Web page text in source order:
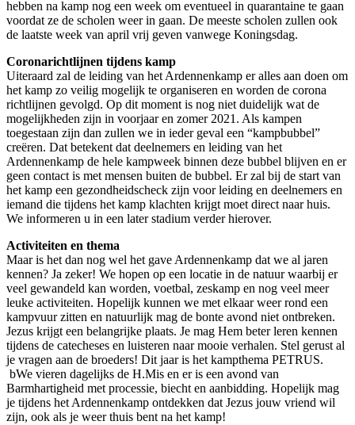
hebben na kamp nog een week om eventueel in quarantaine te gaan
voordat ze de scholen weer in gaan. De meeste scholen zullen ook
de laatste week van april vrij geven vanwege Koningsdag.
Coronarichtlijnen tijdens kamp
Uiteraard zal de leiding van het Ardennenkamp er alles aan doen om
het kamp zo veilig mogelijk te organiseren en worden de corona
richtlijnen gevolgd. Op dit moment is nog niet duidelijk wat de
mogelijkheden zijn in voorjaar en zomer 2021. Als kampen
toegestaan zijn dan zullen we in ieder geval een “kampbubbel”
creëren. Dat betekent dat deelnemers en leiding van het
Ardennenkamp de hele kampweek binnen deze bubbel blijven en er
geen contact is met mensen buiten de bubbel. Er zal bij de start van
het kamp een gezondheidscheck zijn voor leiding en deelnemers en
iemand die tijdens het kamp klachten krijgt moet direct naar huis.
We informeren u in een later stadium verder hierover.
Activiteiten en thema
Maar is het dan nog wel het gave Ardennenkamp dat we al jaren
kennen? Ja zeker! We hopen op een locatie in de natuur waarbij er
veel gewandeld kan worden, voetbal, zeskamp en nog veel meer
leuke activiteiten. Hopelijk kunnen we met elkaar weer rond een
kampvuur zitten en natuurlijk mag de bonte avond niet ontbreken.
Jezus krijgt een belangrijke plaats. Je mag Hem beter leren kennen
tijdens de catecheses en luisteren naar mooie verhalen. Stel gerust al
je vragen aan de broeders! Dit jaar is het kampthema PETRUS.
bWe vieren dagelijks de H.Mis en er is een avond van
Barmhartigheid met processie, biecht en aanbidding. Hopelijk mag
je tijdens het Ardennenkamp ontdekken dat Jezus jouw vriend wil
zijn, ook als je weer thuis bent na het kamp!